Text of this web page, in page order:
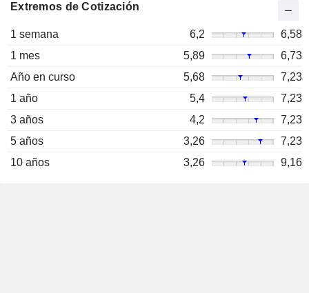
Extremos de Cotización
1 semana 6,2
6,58
1 mes
5,89
6,73
Año en curso
5,68
7,23
1 año
5,4
7,23
3 años
4,2
7,23
5 años
3,26
7,23
10 años
3,26 9,16